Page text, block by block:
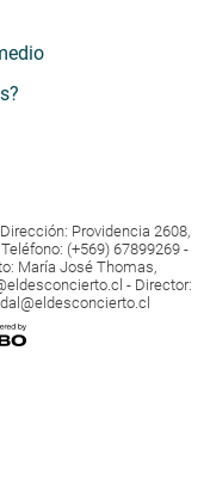
Providencia 2608,
(+569) 67899269 -
María José Thomas,
- Director: